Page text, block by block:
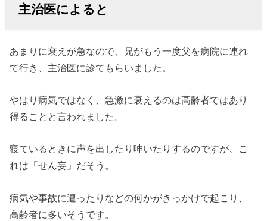
主治医によると
あまりに衰えが急なので、兄がもう一度父を病院に連れ
て行き、主治医に診てもらいました。
やはり病気ではなく、急激に衰えるのは高齢者ではあり
得ることと言われました。
寝ているときに声を出したり呻いたりするのですが、こ
れは「せん妄」だそう。
病気や事故に遭ったりなどの何かがきっかけで起こり、
高齢者に多いそうです。